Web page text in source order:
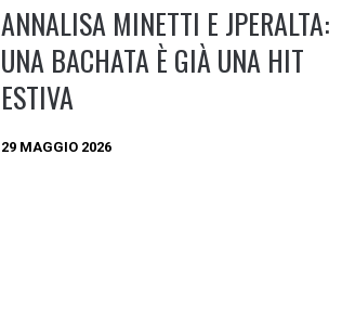
ANNALISA MINETTI E JPERALTA:
UNA BACHATA È GIÀ UNA HIT
ESTIVA
29 MAGGIO 2026